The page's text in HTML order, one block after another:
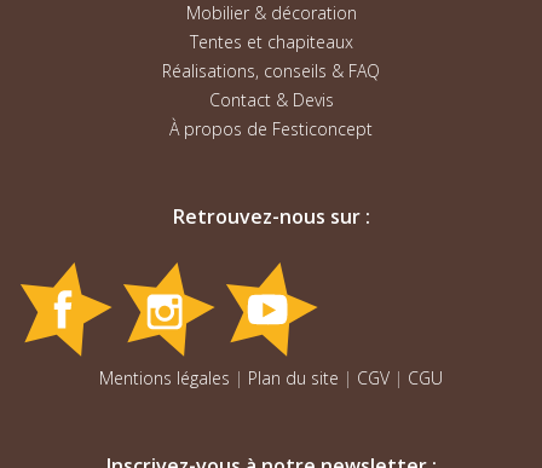
Mobilier & décoration
Tentes et chapiteaux
Réalisations, conseils & FAQ
Contact & Devis
À propos de Festiconcept
Retrouvez-nous sur :
Mentions légales | Plan du site | CGV | CGU